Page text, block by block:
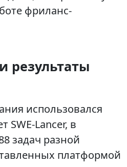
фриланс-
результаты
использовался
SWE-Lancer, в
задач разной
платформой